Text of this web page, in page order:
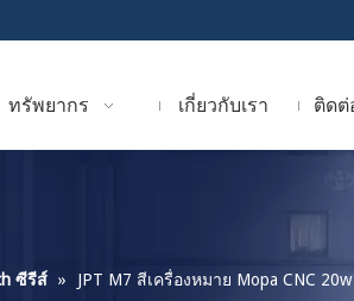
ทรัพยากร เกี่ยวกับเรา ติดต่
ซีรีส์ »
JPT M7 สีเครื่องหมาย Mopa CNC